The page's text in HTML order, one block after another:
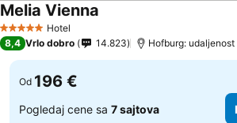
5 ZvezdiceHotel
Melia Vienna
8,4 Vrlo dobro 14.823 Hofburg:
Od 196 €
Pogledaj cene sa 7 sajtova